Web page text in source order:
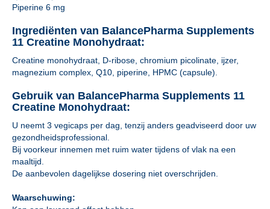
Piperine 6 mg
Ingrediënten van BalancePharma Supplements
11 Creatine Monohydraat:
Creatine monohydraat, D-ribose, chromium picolinate, ijzer,
magnezium complex, Q10, piperine, HPMC (capsule).
Gebruik van BalancePharma Supplements 11
Creatine Monohydraat:
U neemt 3 vegicaps per dag, tenzij anders geadviseerd door uw
gezondheidsprofessional.
Bij voorkeur innemen met ruim water tijdens of vlak na een
maaltijd.
De aanbevolen dagelijkse dosering niet overschrijden.
Waarschuwing: